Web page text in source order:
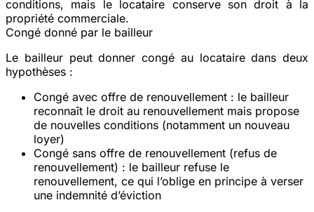
conditions, mais le locataire conserve son droit à la
propriété commerciale.
Congé donné par le bailleur
Le bailleur peut donner congé au locataire dans deux
hypothèses :
Congé avec offre de renouvellement : le bailleur
reconnaît le droit au renouvellement mais propose
de nouvelles conditions (notamment un nouveau
loyer)
Congé sans offre de renouvellement (refus de
renouvellement) : le bailleur refuse le
renouvellement, ce qui l’oblige en principe à verser
une indemnité d’éviction